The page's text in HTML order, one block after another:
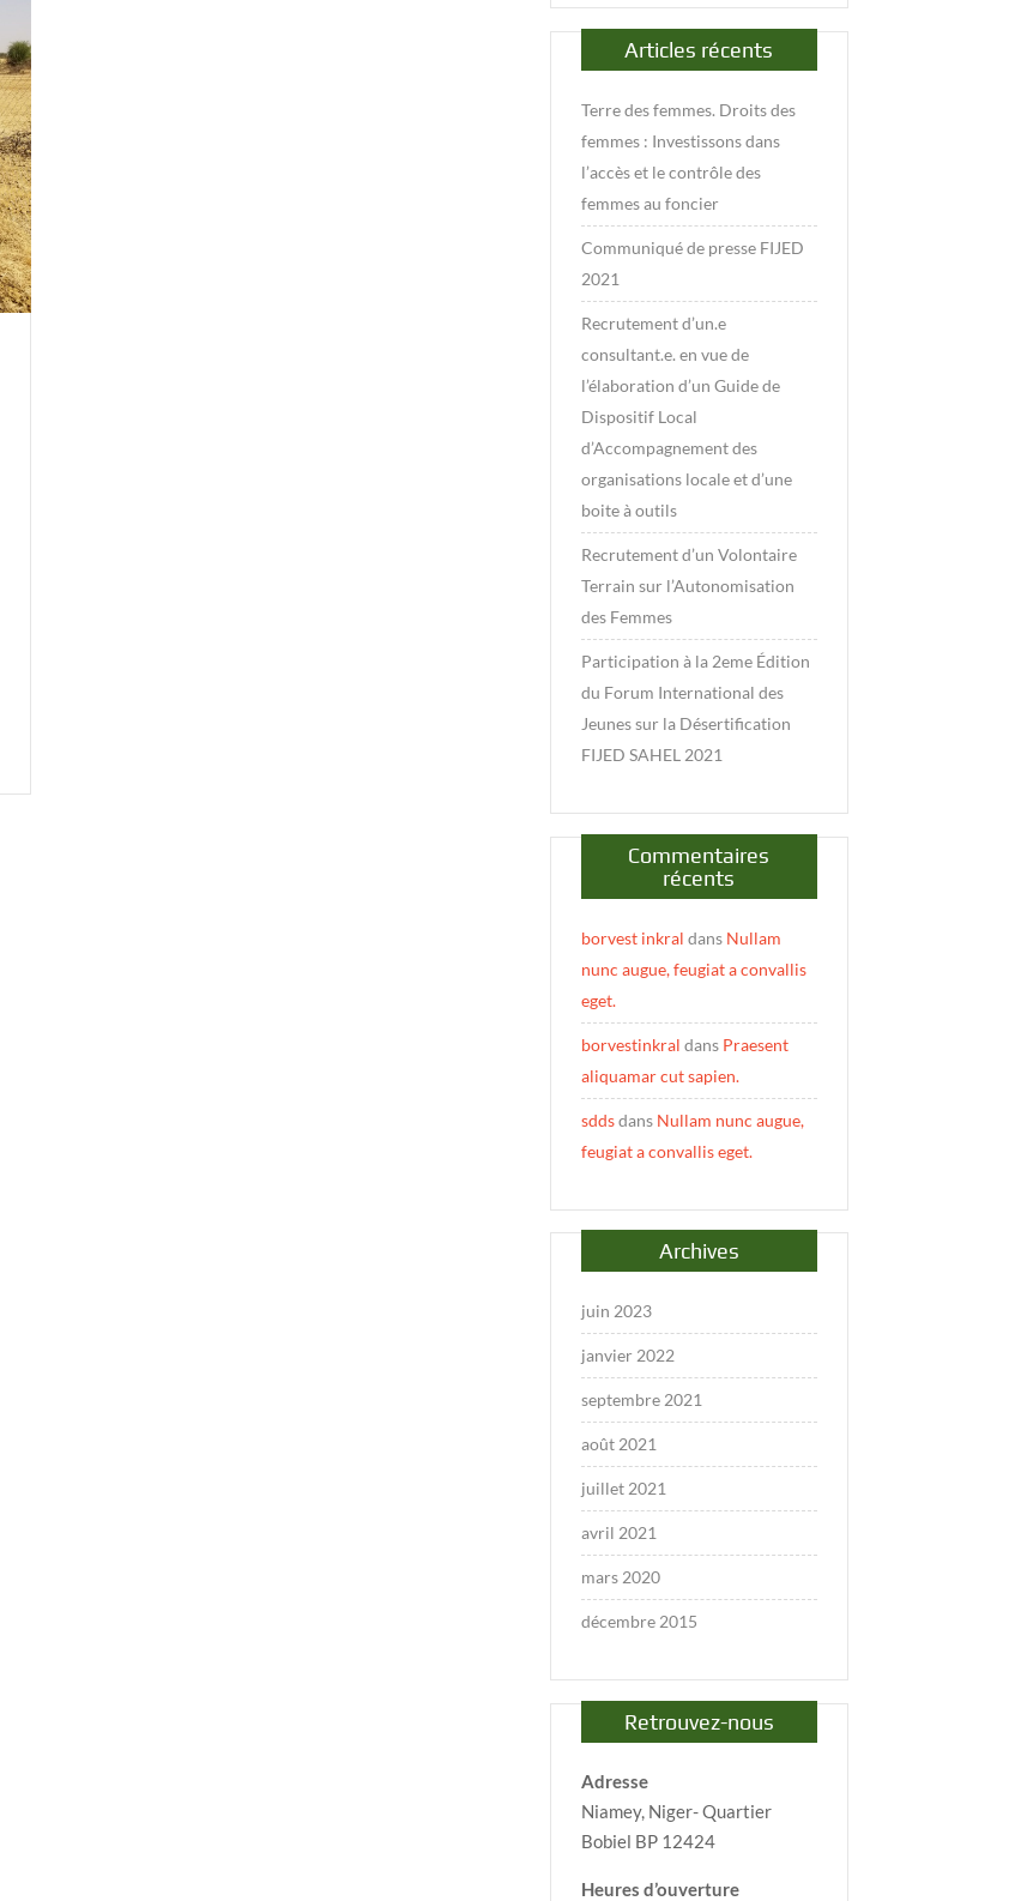
Articles récents
Terre des femmes. Droits des
femmes : Investissons dans
l’accès et le contrôle des
femmes au foncier
Communiqué de presse FIJED
2021
Recrutement d’un.e
consultant.e. en vue de
l’élaboration d’un Guide de
Dispositif Local
d’Accompagnement des
organisations locale et d’une
boite à outils
Recrutement d’un Volontaire
Terrain sur l’Autonomisation
des Femmes
Participation à la 2eme Édition
du Forum International des
Jeunes sur la Désertification
FIJED SAHEL 2021
Commentaires
récents
borvest inkral dans Nullam
nunc augue, feugiat a convallis
eget.
borvestinkral dans Praesent
aliquamar cut sapien.
sddsdans Nullam nunc augue,
feugiat a convallis eget.
Archives
juin 2023
janvier 2022
septembre 2021
août 2021
juillet 2021
avril 2021
mars 2020
décembre 2015
Retrouvez-nous
Adresse
Niamey, Niger- Quartier
Bobiel BP 12424
Heures d’ouverture